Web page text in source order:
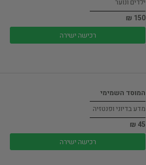
ילדים ונוער
150 ₪
רכישה ישירה
המוסד השמימי
מדע בדיוני ופנטזיה
45 ₪
רכישה ישירה